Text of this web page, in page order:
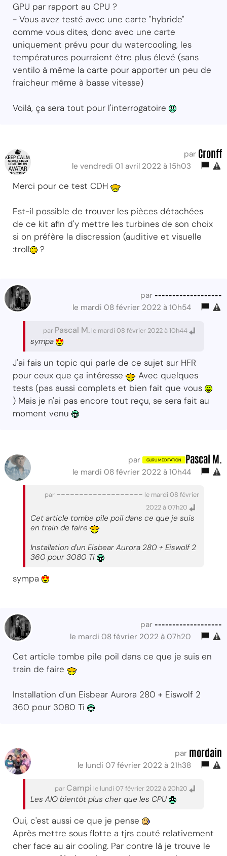
GPU par rapport au CPU ?
- Vous avez testé avec une carte "hybride"
comme vous dites, donc avec une carte
uniquement prévu pour du watercooling, les
températures pourraient être plus élevé (sans
ventilo à même la carte pour apporter un peu de
fraicheur même à basse vitesse)
Voilà, ça sera tout pour l'interrogatoire
par Cronff
le vendredi 01 avril 2022 à 15h03
Merci pour ce test CDH
Est-il possible de trouver les pièces détachées
de ce kit afin d'y mettre les turbines de son choix
si on préfère la discression (auditive et visuelle
:troll
?
par -------------------
le mardi 08 février 2022 à 10h54
par Pascal M. le mardi 08 février 2022 à 10h44
sympa
J'ai fais un topic qui parle de ce sujet sur HFR
pour ceux que ça intéresse
Avec quelques
tests (pas aussi complets et bien fait que vous
) Mais je n'ai pas encore tout reçu, se sera fait au
moment venu
par Pascal M.
le mardi 08 février 2022 à 10h44
par ------------------- le mardi 08 février
2022 à 07h20
Cet article tombe pile poil dans ce que je suis
en train de faire
Installation d'un Eisbear Aurora 280 + Eiswolf 2
360 pour 3080 Ti
sympa
par -------------------
le mardi 08 février 2022 à 07h20
Cet article tombe pile poil dans ce que je suis en
train de faire
Installation d'un Eisbear Aurora 280 + Eiswolf 2
360 pour 3080 Ti
par mordain
le lundi 07 février 2022 à 21h38
par Campi le lundi 07 février 2022 à 20h20
Les AIO bientôt plus cher que les CPU
Oui, c'est aussi ce que je pense
Après mettre sous flotte a tjrs couté relativement
cher face au air cooling. Par contre là je trouve le